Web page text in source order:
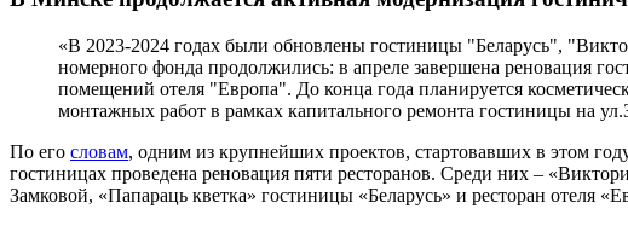
«В 2023-2024 годах были обновлены гостиницы "Беларусь",
номерного фонда продолжились: в апреле завершена реновация
помещений отеля "Европа". До конца года планируется
монтажных работ в рамках капитального ремонта гостиницы на
По его словам, одним из крупнейших проектов, стартовавших в этом
гостиницах проведена реновация пяти ресторанов. Среди них –
Замковой, «Папараць кветка» гостиницы «Беларусь» и ресторан отеля